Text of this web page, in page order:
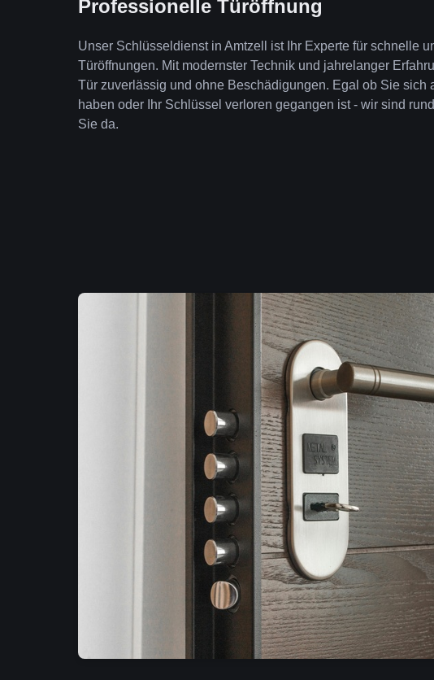
Professionelle Türöffnung
Unser Schlüsseldienst in Amtzell ist Ihr Experte für schnelle
Türöffnungen. Mit modernster Technik und jahrelanger
Tür zuverlässig und ohne Beschädigungen. Egal ob Sie sich
haben oder Ihr Schlüssel verloren gegangen ist - wir sind
Sie da.